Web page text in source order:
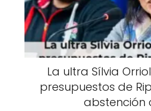
La ultra Sílvia
presupuestos de
abstención